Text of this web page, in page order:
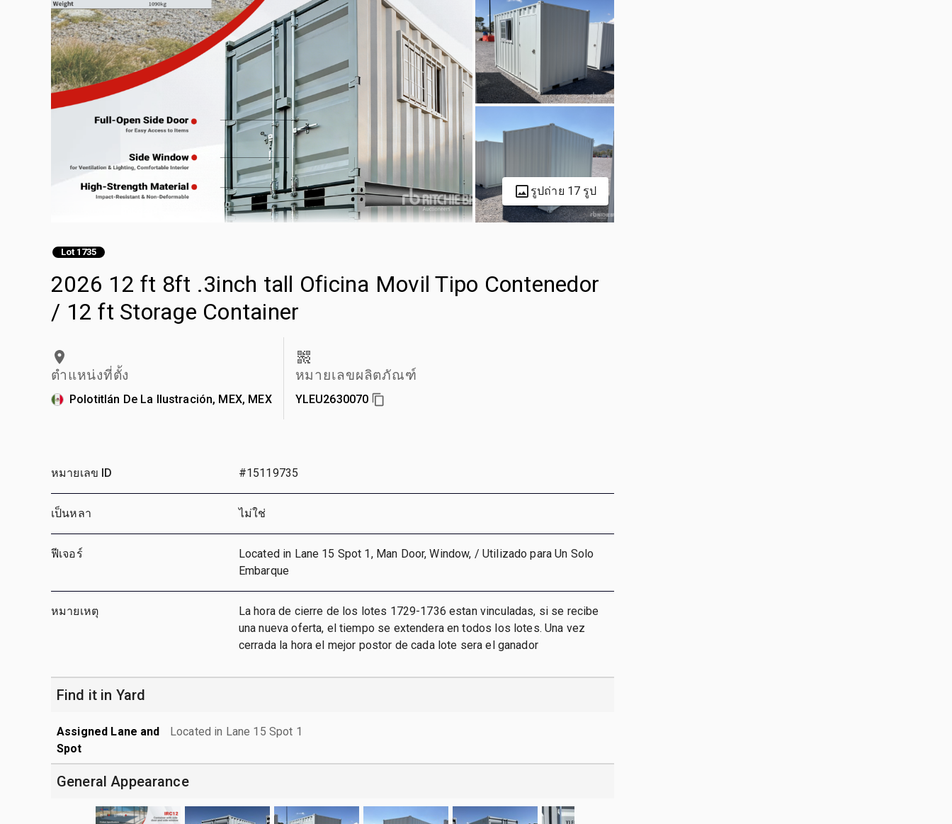
รูปถ่าย 17 รูป
Lot 1735
2026 12 ft 8ft .3inch tall Oficina Movil Tipo Contenedor
/ 12 ft Storage Container
ตำแหน่งที่ตั้ง
Polotitlán De La Ilustración, MEX, MEX
หมายเลขผลิตภัณฑ์
YLEU2630070
หมายเลข ID #15119735
เป็นหลา ไม่ใช่
ฟีเจอร์
Located in Lane 15 Spot 1, Man Door, Window, / Utilizado para Un Solo
Embarque
หมายเหตุ
La hora de cierre de los lotes 1729-1736 estan vinculadas, si se recibe
una nueva oferta, el tiempo se extendera en todos los lotes. Una vez
cerrada la hora el mejor postor de cada lote sera el ganador
Find it in Yard
Assigned Lane and
Spot
Located in Lane 15 Spot 1
General Appearance